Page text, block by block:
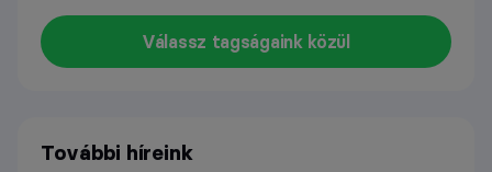
Válassz tagságaink közül
További híreink